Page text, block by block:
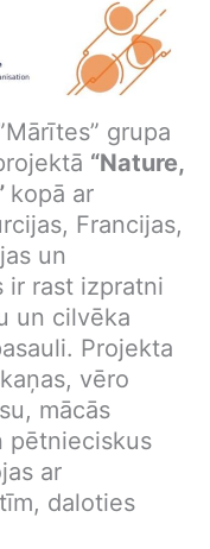
grupa
“Nature,
kopā ar
Francijas,
un
ir rast izpratni
un cilvēka
Projekta
vēro
mācās
pētnieciskus
ar
daloties